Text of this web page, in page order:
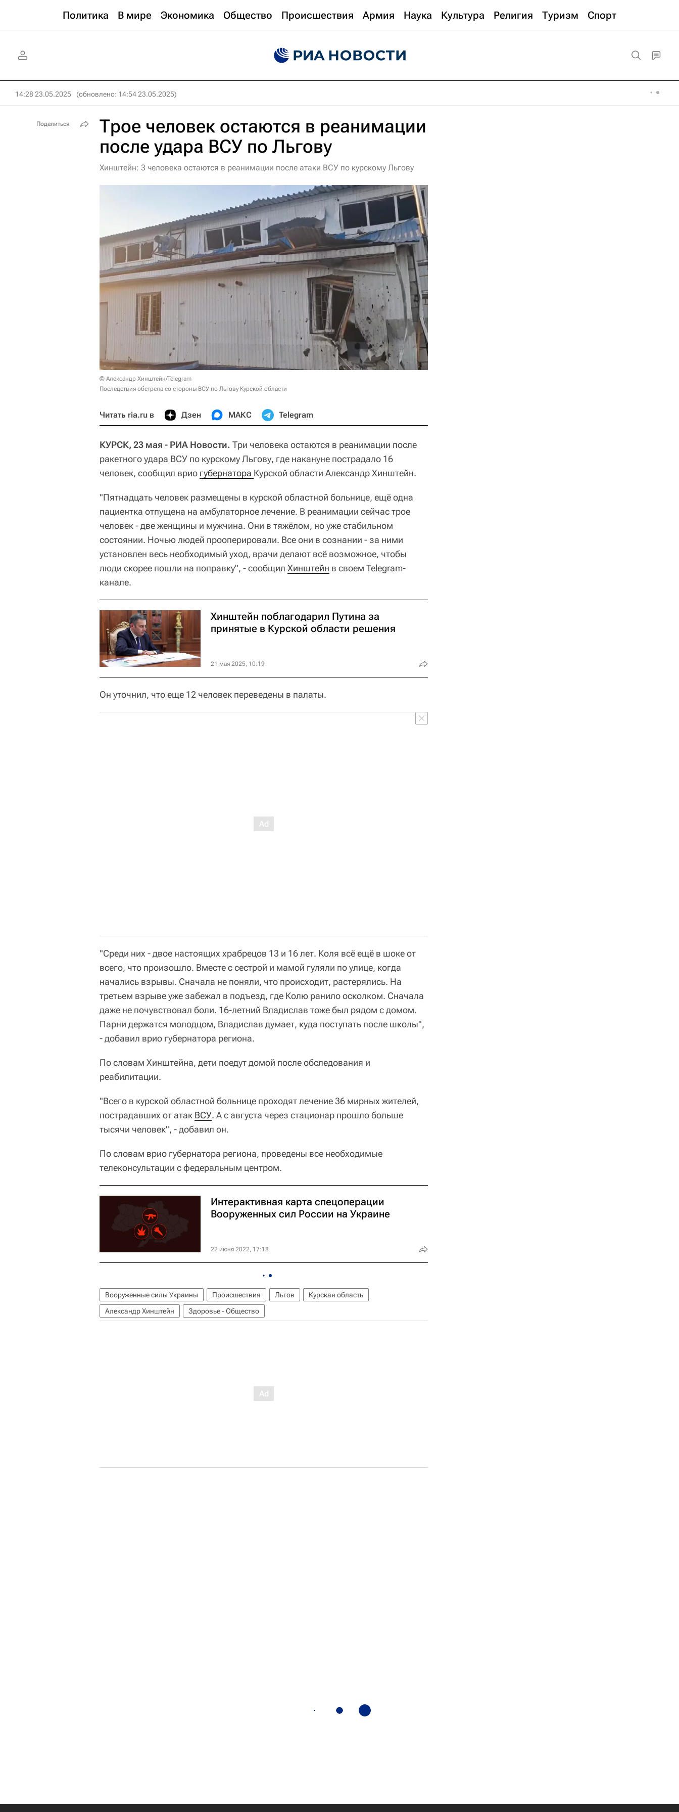
Политика В мире Экономика Общество Происшествия Армия Наука Культура Религия Туризм Спорт
14:28 23.05.2025 (обновлено: 14:54 23.05.2025)
Трое человек остаются в реанимации
после удара ВСУ по Льгову
Хинштейн: 3 человека остаются в реанимации после атаки ВСУ по курскому Льгову
© Александр Хинштейн/Telegram
Последствия обстрела со стороны ВСУ по Льгову Курской области
Читать ria.ru в Дзен МАКС Telegram
КУРСК, 23 мая - РИА Новости. Три человека остаются в реанимации после
ракетного удара ВСУ по курскому Льгову, где накануне пострадало 16
человек, сообщил врио губернатора Курской области Александр Хинштейн.
"Пятнадцать человек размещены в курской областной больнице, ещё одна
пациентка отпущена на амбулаторное лечение. В реанимации сейчас трое
человек - две женщины и мужчина. Они в тяжёлом, но уже стабильном
состоянии. Ночью людей прооперировали. Все они в сознании - за ними
установлен весь необходимый уход, врачи делают всё возможное, чтобы
люди скорее пошли на поправку", - сообщил Хинштейн в своем Telegram-
канале.
Хинштейн поблагодарил Путина за
принятые в Курской области решения
21 мая 2025, 10:19
Он уточнил, что еще 12 человек переведены в палаты.
"Среди них - двое настоящих храбрецов 13 и 16 лет. Коля всё ещё в шоке от
всего, что произошло. Вместе с сестрой и мамой гуляли по улице, когда
начались взрывы. Сначала не поняли, что происходит, растерялись. На
третьем взрыве уже забежал в подъезд, где Колю ранило осколком. Сначала
даже не почувствовал боли. 16-летний Владислав тоже был рядом с домом.
Парни держатся молодцом, Владислав думает, куда поступать после школы",
- добавил врио губернатора региона.
По словам Хинштейна, дети поедут домой после обследования и
реабилитации.
"Всего в курской областной больнице проходят лечение 36 мирных жителей,
пострадавших от атак ВСУ. А с августа через стационар прошло больше
тысячи человек", - добавил он.
По словам врио губернатора региона, проведены все необходимые
телеконсультации с федеральным центром.
Интерактивная карта спецоперации
Вооруженных сил России на Украине
22 июня 2022, 17:18
Вооруженные силы Украины Происшествия Льгов
Курская область
Александр Хинштейн
Здоровье - Общество
Поделиться